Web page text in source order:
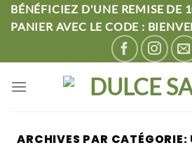
Passer
BÉNÉFICIEZ D'UNE REMISE DE
PANIER AVEC LE CODE :
ARCHIVES PAR CATÉGORIE: